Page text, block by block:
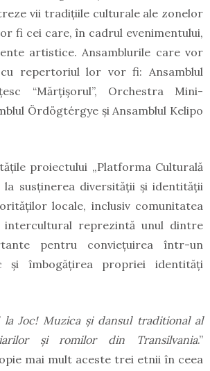
vii tradițiile culturale ale zonelor
fi cei care, în cadrul evenimentului,
artistice. Ansamblurile care vor
repertoriul lor vor fi: Ansamblul
“Mărţişorul”, Orchestra Mini-
Ördögtérgye și Ansamblul Kelipo
proiectului „Platforma Culturală
la susținerea diversității și identității
locale, inclusiv comunitatea
reprezintă unul dintre
pentru conviețuirea într-un
și îmbogățirea propriei identități
la Joc! Muzica și dansul traditional al
și romilor din Transilvania.”
mai mult aceste trei etnii în ceea